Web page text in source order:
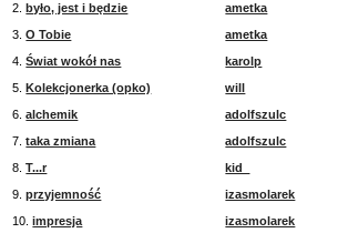
2.było, jest i będzie
ametka
3.O Tobie
ametka
4.Świat wokół nas
karolp
5.Kolekcjonerka (opko)
will
6.alchemik
adolfszulc
7.taka zmiana
adolfszulc
8.T...r
kid_
9.przyjemność
izasmolarek
10.impresja izasmolarek